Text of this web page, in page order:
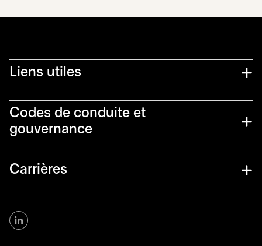
Liens utiles​
Codes de conduite et
gouvernance
Carrières